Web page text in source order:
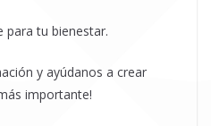
para tu bienestar.
y ayúdanos a crear
importante!